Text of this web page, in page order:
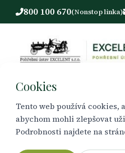
800 100 670(Nonstop linka)
Cookies
Tento web používá cookies,
abychom mohli zlepšovat
Podrobnosti najdete na